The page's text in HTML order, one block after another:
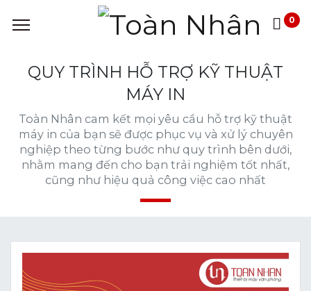
0
QUY TRÌNH HỖ TRỢ KỸ THUẬT
MÁY IN
Toàn Nhân cam kết mọi yêu cầu hỗ trợ kỹ thuật
máy in của bạn sẽ được phục vụ và xử lý chuyên
nghiệp theo từng bước như quy trình bên dưới,
nhằm mang đến cho bạn trải nghiệm tốt nhất,
cũng như hiệu quả công việc cao nhất